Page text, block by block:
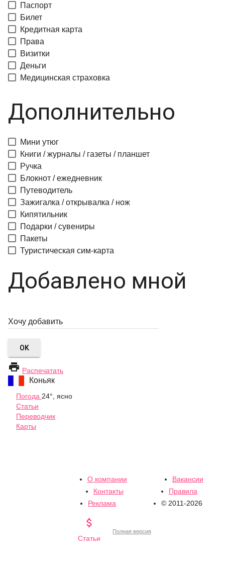
Паспорт
Билет
Кредитная карта
Права
Визитки
Деньги
Медицинская страховка
Дополнительно
Мини утюг
Книги / журналы / газеты / планшет
Ручка
Блокнот / ежедневник
Путеводитель
Зажигалка / открывалка / нож
Кипятильник
Подарки / сувениры
Пакеты
Туристическая сим-карта
Добавлено мной
OK
 Распечатать
Коньяк
Погода 24°, ясно
Статьи
Переводчик
Карты
О компании
Вакансии
Контакты
Правила
Реклама
© 2011-2026

Статьи
Полная версия